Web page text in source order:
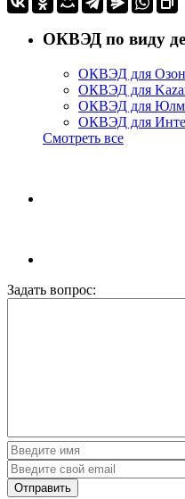
ОКВЭД по виду
ОКВЭД для Озон
ОКВЭД для
ОКВЭД для
ОКВЭД для
Смотреть все
Задать вопрос: